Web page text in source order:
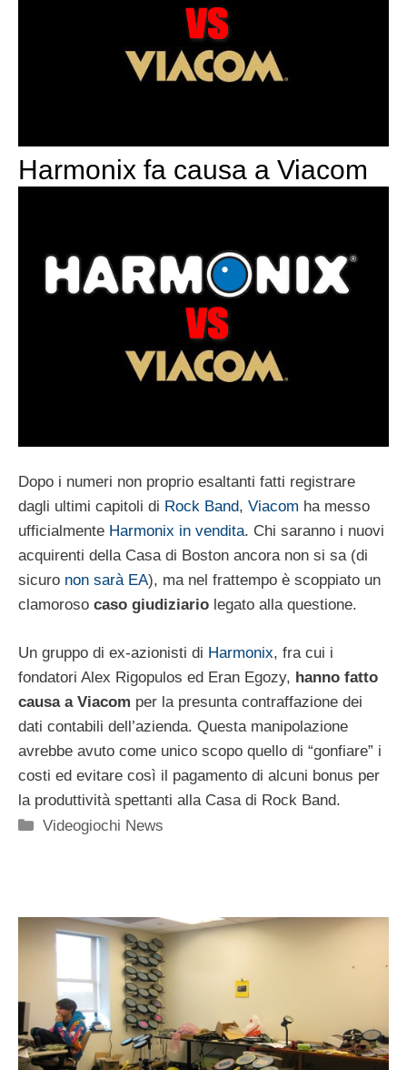
Harmonix fa causa a Viacom
Dopo i numeri non proprio esaltanti fatti registrare
dagli ultimi capitoli di Rock Band, Viacom ha messo
ufficialmente Harmonix in vendita. Chi saranno i nuovi
acquirenti della Casa di Boston ancora non si sa (di
sicuro non sarà EA), ma nel frattempo è scoppiato un
clamoroso caso giudiziario legato alla questione.
Un gruppo di ex-azionisti di Harmonix, fra cui i
fondatori Alex Rigopulos ed Eran Egozy, hanno fatto
causa a Viacom per la presunta contraffazione dei
dati contabili dell’azienda. Questa manipolazione
avrebbe avuto come unico scopo quello di “gonfiare” i
costi ed evitare così il pagamento di alcuni bonus per
la produttività spettanti alla Casa di Rock Band.
Categorie
Videogiochi News